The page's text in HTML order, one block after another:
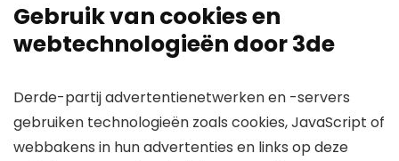
Gebruik van cookies en
webtechnologieën door 3de
Derde-partij advertentienetwerken en -servers
gebruiken technologieën zoals cookies, JavaScript of
webbakens in hun advertenties en links op deze